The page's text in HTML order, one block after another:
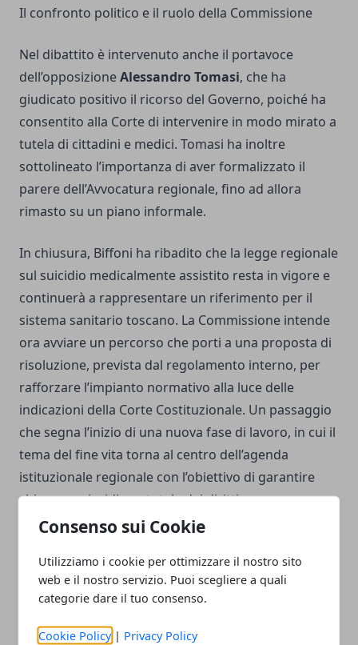
Consenso sui Cookie
Utilizziamo i cookie per ottimizzare il nostro sito
web e il nostro servizio. Puoi scegliere a quali
categorie dare il tuo consenso.
Cookie Policy | Privacy Policy
Il confronto politico e il ruolo della Commissione
Nel dibattito è intervenuto anche il portavoce
dell’opposizioneAlessandro Tomasi, che ha
giudicato positivo il ricorso del Governo, poiché ha
consentito alla Corte di intervenire in modo mirato a
tutela di cittadini e medici. Tomasi ha inoltre
sottolineato l’importanza di aver formalizzato il
parere dell’Avvocatura regionale, fino ad allora
rimasto su un piano informale.
In chiusura, Biffoni ha ribadito che la legge regionale
sul suicidio medicalmente assistito resta in vigore e
continuerà a rappresentare un riferimento per il
sistema sanitario toscano. La Commissione intende
ora avviare un percorso che porti a una proposta di
risoluzione, prevista dal regolamento interno, per
rafforzare l’impianto normativo alla luce delle
indicazioni della Corte Costituzionale. Un passaggio
che segna l’inizio di una nuova fase di lavoro, in cui il
tema del fine vita torna al centro dell’agenda
istituzionale regionale con l’obiettivo di garantire
chiarezza giuridica e tutela dei diritti.
Facebook